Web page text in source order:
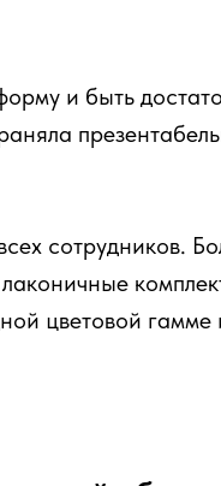
и быть
сотрудников.
цветовой